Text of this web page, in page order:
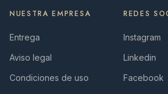
NUESTRA EMPRESA
Entrega
Aviso legal
Condiciones de uso
REDES
Instagram
Linkedin
Facebook